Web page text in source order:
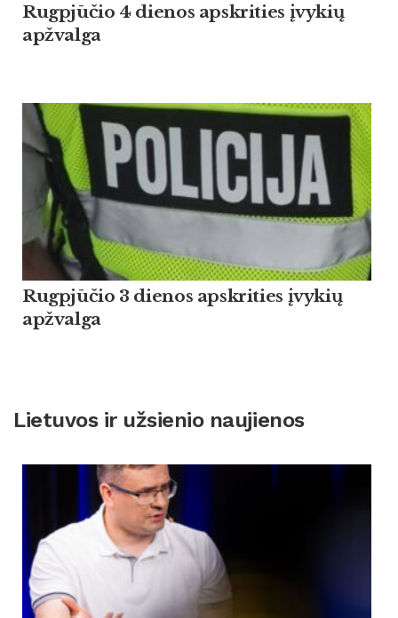
Rugpjūčio 4 dienos apskrities įvykių
apžvalga
Rugpjūčio 3 dienos apskrities įvykių
apžvalga
Lietuvos ir užsienio naujienos